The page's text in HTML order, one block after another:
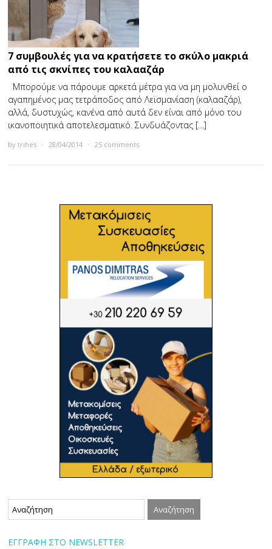
7 συμβουλές για να κρατήσετε το σκύλο μακριά
από τις σκνίπες του καλααζάρ
Μπορούμε να πάρουμε αρκετά μέτρα για να μη μολυνθεί ο
αγαπημένος μας τετράποδος από Λεϊσμανίαση (καλααζάρ),
αλλά, δυστυχώς, κανένα από αυτά δεν είναι από μόνο του
ικανοποιητικά αποτελεσματικό. Συνδυάζοντας […]
bytrihes 28/04/2014 25 comments
ΕΓΓΡΑΦΗ ΣΤΟ NEWSLETTER